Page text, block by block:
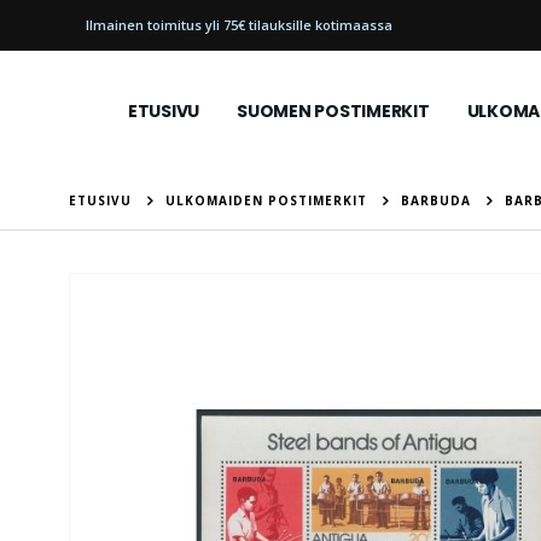
Ilmainen toimitus yli 75€ tilauksille kotimaassa
ETUSIVU SUOMEN POSTIMERKIT
ETUSIVU ULKOMAIDEN POSTIMERKIT BARBUDA